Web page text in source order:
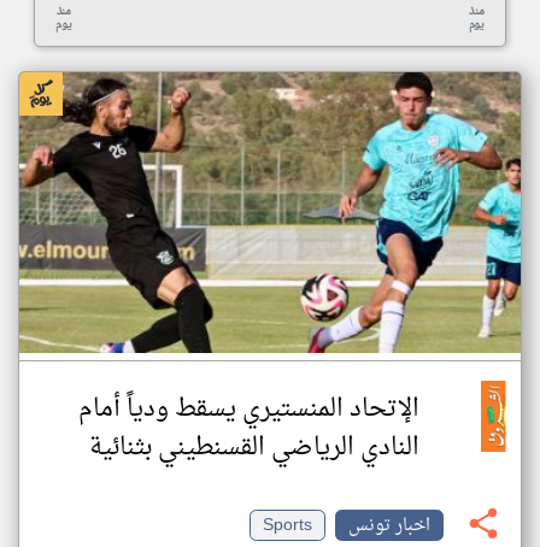
منذ
يوم
منذ
يوم
الإتحاد المنستيري يسقط ودياً أمام
النادي الرياضي القسنطيني بثنائية
اخبار تونس
Sports